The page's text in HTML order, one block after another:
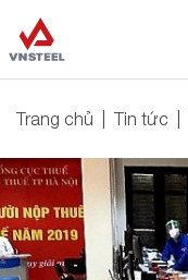
Trang chủ Tin tức